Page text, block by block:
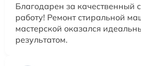
Благодарен за качественный
работу! Ремонт стиральной
мастерской оказался
результатом.